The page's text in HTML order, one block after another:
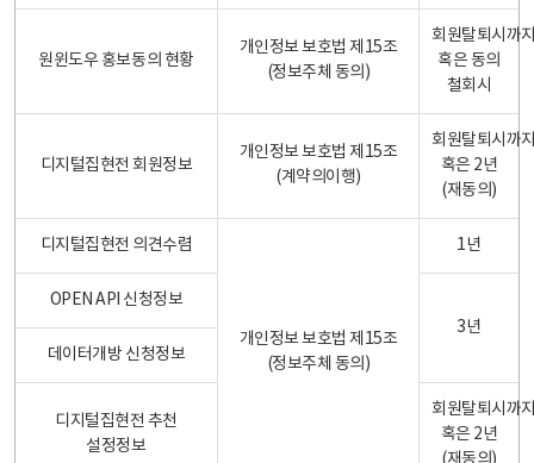
원윈도우 홍보동의 현황
개인정보 보호법 제15조
(정보주체 동의)
회원탈퇴시까
혹은 동의
철회시
디지털집현전 회원정보
개인정보 보호법 제15조
(계약의이행)
회원탈퇴시까
혹은 2년
(재동의)
디지털집현전 의견수렴
개인정보 보호법 제15조
(정보주체 동의)
1년
OPEN API 신청정보
3년
데이터개방 신청정보
디지털집현전 추천
설정정보
회원탈퇴시까
혹은 2년
(재동의)